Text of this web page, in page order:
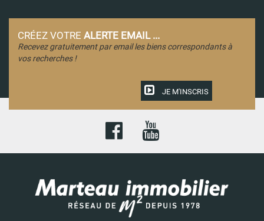
CRÉEZ VOTRE ALERTE EMAIL ...
Recevez gratuitement par email les biens correspondants à
vos recherches !
JE M'INSCRIS